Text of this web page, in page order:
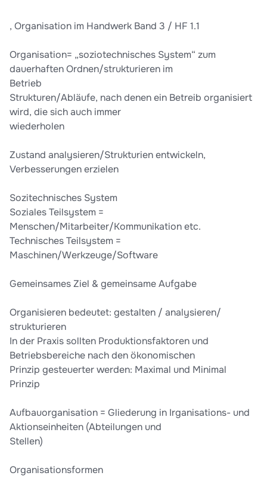
, Organisation im Handwerk Band 3 / HF 1.1
Organisation= „soziotechnisches System“ zum
dauerhaften Ordnen/strukturieren im
Betrieb
Strukturen/Abläufe, nach denen ein Betreib organisiert
wird, die sich auch immer
wiederholen
Zustand analysieren/Strukturien entwickeln,
Verbesserungen erzielen
Sozitechnisches System
Soziales Teilsystem =
Menschen/Mitarbeiter/Kommunikation etc.
Technisches Teilsystem =
Maschinen/Werkzeuge/Software
Gemeinsames Ziel & gemeinsame Aufgabe
Organisieren bedeutet: gestalten / analysieren/
strukturieren
In der Praxis sollten Produktionsfaktoren und
Betriebsbereiche nach den ökonomischen
Prinzip gesteuerter werden: Maximal und Minimal
Prinzip
Aufbauorganisation = Gliederung in Irganisations- und
Aktionseinheiten (Abteilungen und
Stellen)
Organisationsformen